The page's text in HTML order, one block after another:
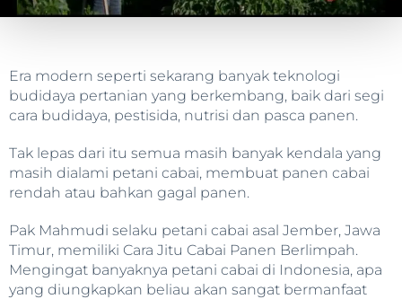
Era modern seperti sekarang banyak teknologi
budidaya pertanian yang berkembang, baik dari segi
cara budidaya, pestisida, nutrisi dan pasca panen.
Tak lepas dari itu semua masih banyak kendala yang
masih dialami petani cabai, membuat panen cabai
rendah atau bahkan gagal panen.
Pak Mahmudi selaku petani cabai asal Jember, Jawa
Timur, memiliki Cara Jitu Cabai Panen Berlimpah.
Mengingat banyaknya petani cabai di Indonesia, apa
yang diungkapkan beliau akan sangat bermanfaat